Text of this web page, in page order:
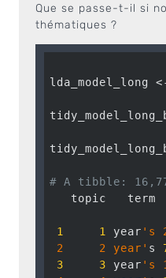
Que se passe-t-il si
thématiques ?
lda_model_long
# A tibble:
topic   term
1 1 year 's
2     2 year' s
3
3 year 's